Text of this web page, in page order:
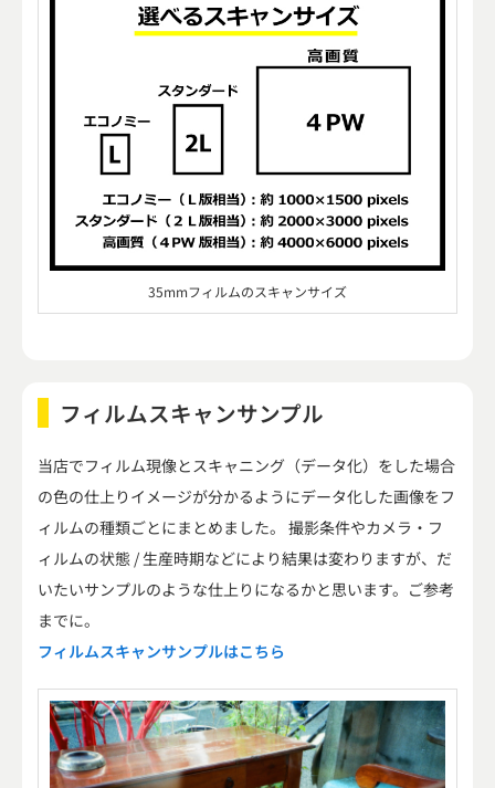
35mmフィルムのスキャンサイズ
フィルムスキャンサンプル
当店でフィルム現像とスキャニング（データ化）をした場合
の色の仕上りイメージが分かるようにデータ化した画像をフ
ィルムの種類ごとにまとめました。 撮影条件やカメラ・フ
ィルムの状態 / 生産時期などにより結果は変わりますが、だ
いたいサンプルのような仕上りになるかと思います。ご参考
までに。
フィルムスキャンサンプルはこちら